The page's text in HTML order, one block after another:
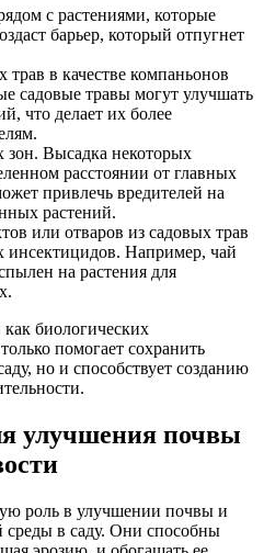
с растениями, которые
барьер, который отпугнет
трав в качестве компаньонов
садовые травы могут улучшать
что делает их более
Высадка некоторых
расстоянии от главных
привлечь вредителей на
растений.
или отваров из садовых трав
инсектицидов. Например, чай
на растения для
биологических
помогает сохранить
но и способствует созданию
улучшения почвы
роль в улучшении почвы и
среды в саду. Они способны